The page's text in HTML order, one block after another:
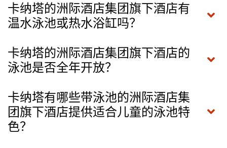
卡纳塔的洲际酒店集团旗下酒店有
温水泳池或热水浴缸吗？
卡纳塔的洲际酒店集团旗下酒店的
泳池是否全年开放？
卡纳塔有哪些带泳池的洲际酒店集
团旗下酒店提供适合儿童的泳池特
色？